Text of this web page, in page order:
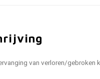
van verloren/gebroken